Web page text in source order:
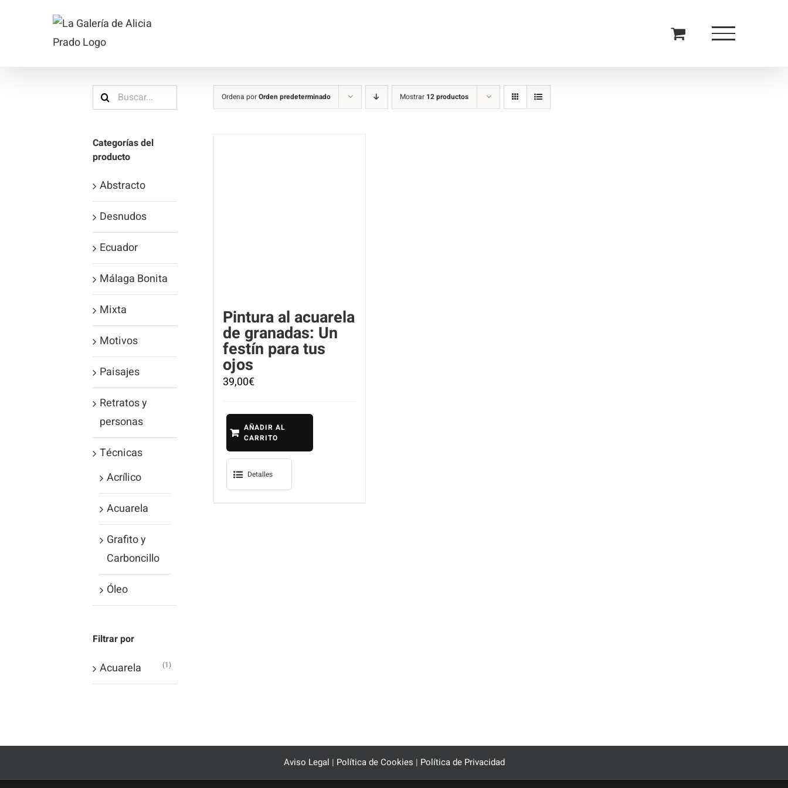
Ordena porOrden predeterminado Mostrar 12 productos
Pintura al acuarela
de granadas: Un
festín para tus
ojos
39,00€
AÑADIR AL
CARRITO
Detalles
Buscar:
Categorías del
producto
Abstracto
Desnudos
Ecuador
Málaga Bonita
Mixta
Motivos
Paisajes
Retratos y
personas
Técnicas
Acrílico
Acuarela
Grafito y
Carboncillo
Óleo
Filtrar por
Acuarela (1)
Aviso Legal | Política de Cookies | Política de Privacidad